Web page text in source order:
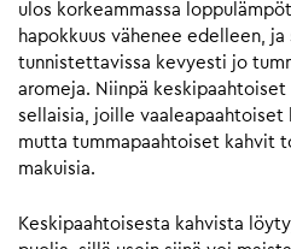
ulos korkeammassa
hapokkuus vähenee edelleen,
tunnistettavissa kevyesti jo
aromeja. Niinpä
sellaisia, joille
mutta tummapaahtoiset kahvit
makuisia.
Keskipaahtoisesta kahvista